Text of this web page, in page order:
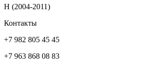
H (2004-2011)
Контакты
+7 982 805 45 45
+7 963 868 08 83